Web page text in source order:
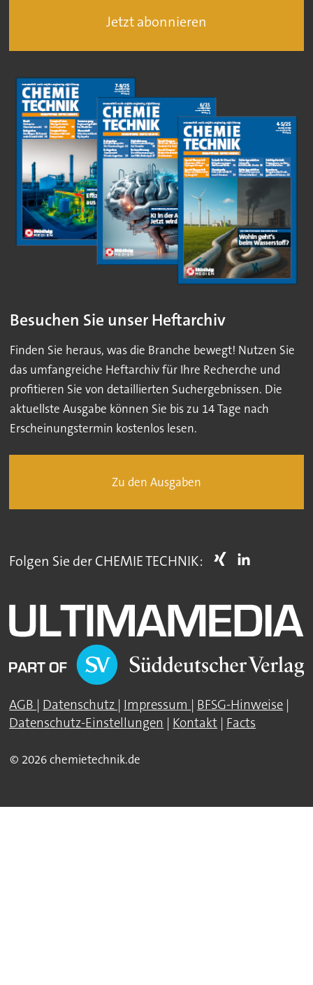
Jetzt abonnieren
Besuchen Sie unser Heftarchiv
Finden Sie heraus, was die Branche bewegt! Nutzen Sie
das umfangreiche Heftarchiv für Ihre Recherche und
profitieren Sie von detaillierten Suchergebnissen. Die
aktuellste Ausgabe können Sie bis zu 14 Tage nach
Erscheinungstermin kostenlos lesen.
Zu den Ausgaben
Folgen Sie der CHEMIE TECHNIK:
AGB | Datenschutz | Impressum | BFSG-Hinweise |
Datenschutz-Einstellungen | Kontakt | Facts
© 2026 chemietechnik.de